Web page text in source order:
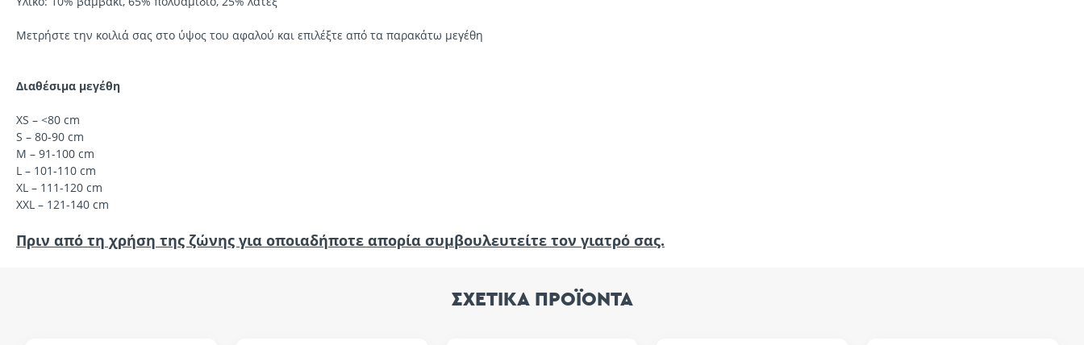
Μετρήστε την κοιλιά σας στο ύψος του αφαλού και επιλέξτε από τα παρακάτω μεγέθη
Διαθέσιμα μεγέθη
XS – <80 cm
S – 80-90 cm
M – 91-100 cm
L – 101-110 cm
XL – 111-120 cm
XXL – 121-140 cm
Πριν από τη χρήση της ζώνης για οποιαδήποτε απορία συμβουλευτείτε τον γιατρό σας.
ΣΧΕΤΙΚΑ ΠΡΟΪΟΝΤΑ